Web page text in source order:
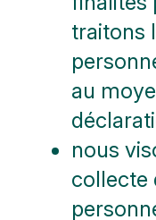
traitons
au
nous
collecte